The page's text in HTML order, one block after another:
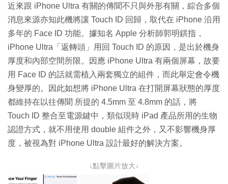
近來跟 iPhone Ultra 有關的傳聞不只與外形有關，綜合多個
消息來源亦知此機將讓 Touch ID 回歸，取代在 iPhone 沿用
多年的 Face ID 功能。據知名 Apple 分析師郭明錤指，
iPhone Ultra「返轉頭」用回 Touch ID 的原因，是出於機身
厚度和內部空間所限。因應 iPhone Ultra 有兩個屏幕，故要
用 Face ID 的話就需植入兩套獨立的組件，而此舉定會令機
身變厚的。因此如想將 iPhone Ultra 在打開屏幕狀態的厚度
都維持在以往傳聞 所提的 4.5mm 至 4.8mm 的話，將
Touch ID 整合至電源鍵中，類似現時 iPad 產品所用的生物
認證方式，就不用使用 double 組件之外，又不影響機身厚
度，被視為對 iPhone Ultra 設計最好的解決方案。
↓點擊圖片放大↓